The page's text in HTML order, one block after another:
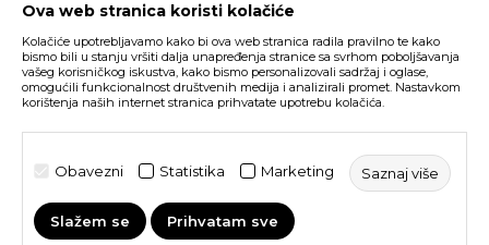
BUZZ Shopovi
Postani dio BUZZ tima
Buzz Crna Gora PROMIJENI
Nastojimo da budemo što precizniji u opisu proizvoda, prikazu slika i samih
cijena, ali ne možemo garantovati da su sve informacije kompletne i bez
grešaka. Svi artikli prikazani na sajtu su dio naše ponude i ne podrazumijeva da
su dostupni u svakom trenutku. Raspoloživost robe možete provjeriti pozivom
©2026www.buzzsneakers.me, IzradaNB SOFT. Sva prava
Ova web stranica koristi kolačiće
Kolačiće upotrebljavamo kako bi ova web stranica radila pravilno te kako
bismo bili u stanju vršiti dalja unapređenja stranice sa svrhom poboljšavanja
vašeg korisničkog iskustva, kako bismo personalizovali sadržaj i oglase,
omogućili funkcionalnost društvenih medija i analizirali promet. Nastavkom
korištenja naših internet stranica prihvatate upotrebu kolačića.
Obavezni Statistika Marketing Saznaj više
Slažem se Prihvatam sve